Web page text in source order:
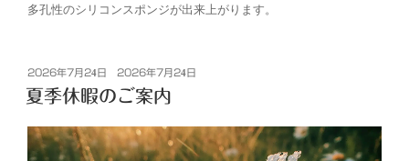
多孔性のシリコンスポンジが出来上がります。
投
稿
日:
2026年7月24日 2026年7月24日
夏季休暇のご案内